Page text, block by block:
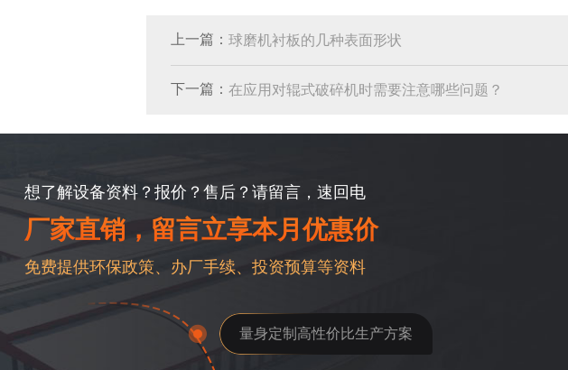
上一篇： 球磨机衬板的几种表面形状
下一篇： 在应用对辊式破碎机时需要注意哪些问题？
想了解设备资料？报价？售后？请留言，速回电
厂家直销，留言立享本月优惠价
免费提供环保政策、办厂手续、投资预算等资料
量身定制高性价比生产方案